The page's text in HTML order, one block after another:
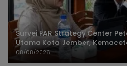
Survei PAR Strategy Center
Utama Kota Jember,
08/08/2026